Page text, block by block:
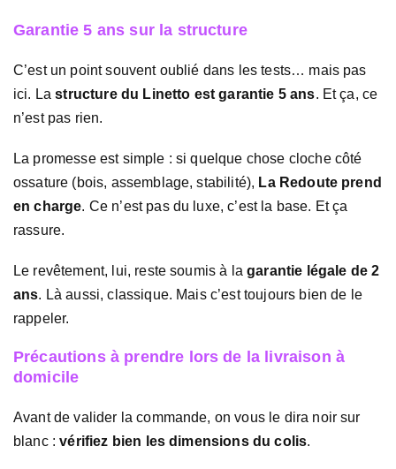
Garantie 5 ans sur la structure
C’est un point souvent oublié dans les tests… mais pas
ici. Lastructure du Linetto est garantie 5 ans. Et ça, ce
n’est pas rien.
La promesse est simple : si quelque chose cloche côté
ossature (bois, assemblage, stabilité), La Redoute prend
en charge. Ce n’est pas du luxe, c’est la base. Et ça
rassure.
Le revêtement, lui, reste soumis à lagarantie légale de 2
ans. Là aussi, classique. Mais c’est toujours bien de le
rappeler.
Précautions à prendre lors de la livraison à
domicile
Avant de valider la commande, on vous le dira noir sur
blanc :vérifiez bien les dimensions du colis.